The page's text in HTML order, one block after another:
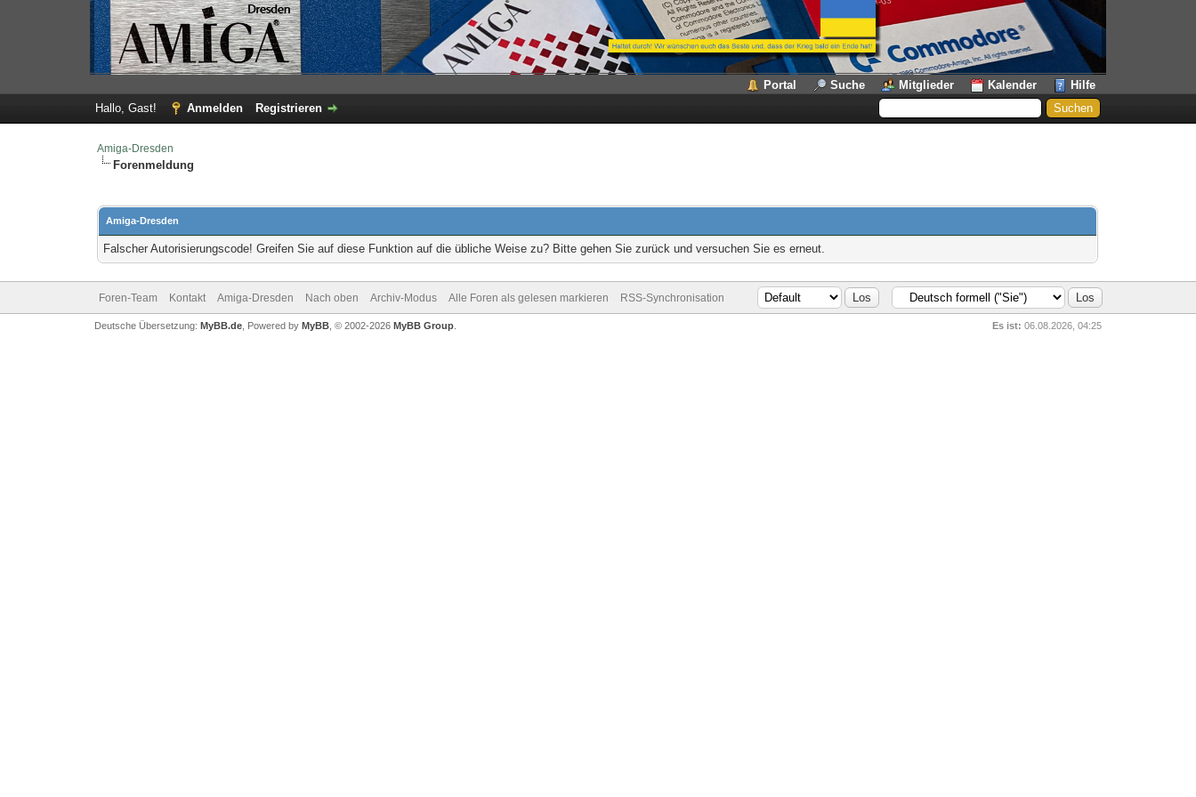
Portal Suche Mitglieder Kalender
Hilfe
Hallo, Gast!
Anmelden Registrieren
Amiga-Dresden
Forenmeldung
Amiga-Dresden
Falscher Autorisierungscode! Greifen Sie auf diese Funktion auf die übliche Weise zu? Bitte gehen Sie zurück und versuchen Sie es erneut.
Foren-Team Kontakt Amiga-Dresden Nach oben Archiv-Modus Alle Foren als gelesen markieren RSS-Synchronisation
Es ist: 06.08.2026, 04:25
Deutsche Übersetzung: MyBB.de, Powered by MyBB, © 2002-2026 MyBB Group.